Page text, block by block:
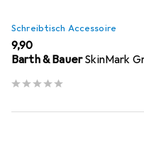
Schreibtisch Accessoire
EUR
9,90
Barth & BauerSkinMark